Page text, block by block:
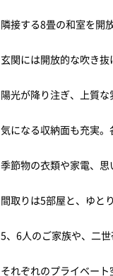
隣接する8畳の和室を開
玄関には開放的な吹き抜
陽光が降り注ぎ、上質な
気になる収納面も充実。
季節物の衣類や家電、思
間取りは5部屋と、ゆと
5、6人のご家族や、二世
それぞれのプライベート